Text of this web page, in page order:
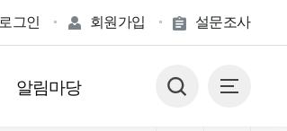
로그인 회원가입 설문조사
알림마당